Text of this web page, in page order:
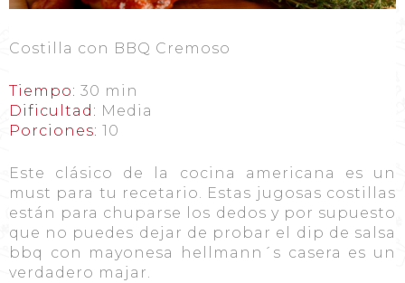
Costilla con BBQ Cremoso
Tiempo: 30 min
Dificultad: Media
Porciones: 10
Este clásico de la cocina americana es un
must para tu recetario. Estas jugosas costillas
están para chuparse los dedos y por supuesto
que no puedes dejar de probar el dip de salsa
bbq con mayonesa hellmann´s casera es un
verdadero majar.